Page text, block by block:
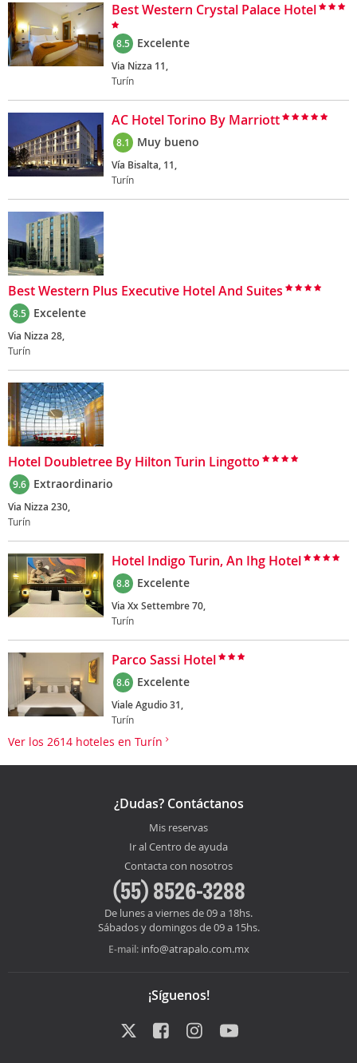
Best Western Crystal Palace Hotel
8.5 Excelente
Via Nizza 11,
Turín
AC Hotel Torino By Marriott
8.1 Muy bueno
Vía Bisalta, 11,
Turín
Best Western Plus Executive Hotel And Suites
8.5 Excelente
Via Nizza 28,
Turín
Hotel Doubletree By Hilton Turin Lingotto
9.6 Extraordinario
Via Nizza 230,
Turín
Hotel Indigo Turin, An Ihg Hotel
8.8 Excelente
Via Xx Settembre 70,
Turín
Parco Sassi Hotel
8.6 Excelente
Viale Agudio 31,
Turín
Ver los 2614 hoteles en Turín
¿Dudas? Contáctanos
Mis reservas
Ir al Centro de ayuda
Contacta con nosotros
(55) 8526-3288
De lunes a viernes de 09 a 18hs.
Sábados y domingos de 09 a 15hs.
E-mail: info@atrapalo.com.mx
¡Síguenos!